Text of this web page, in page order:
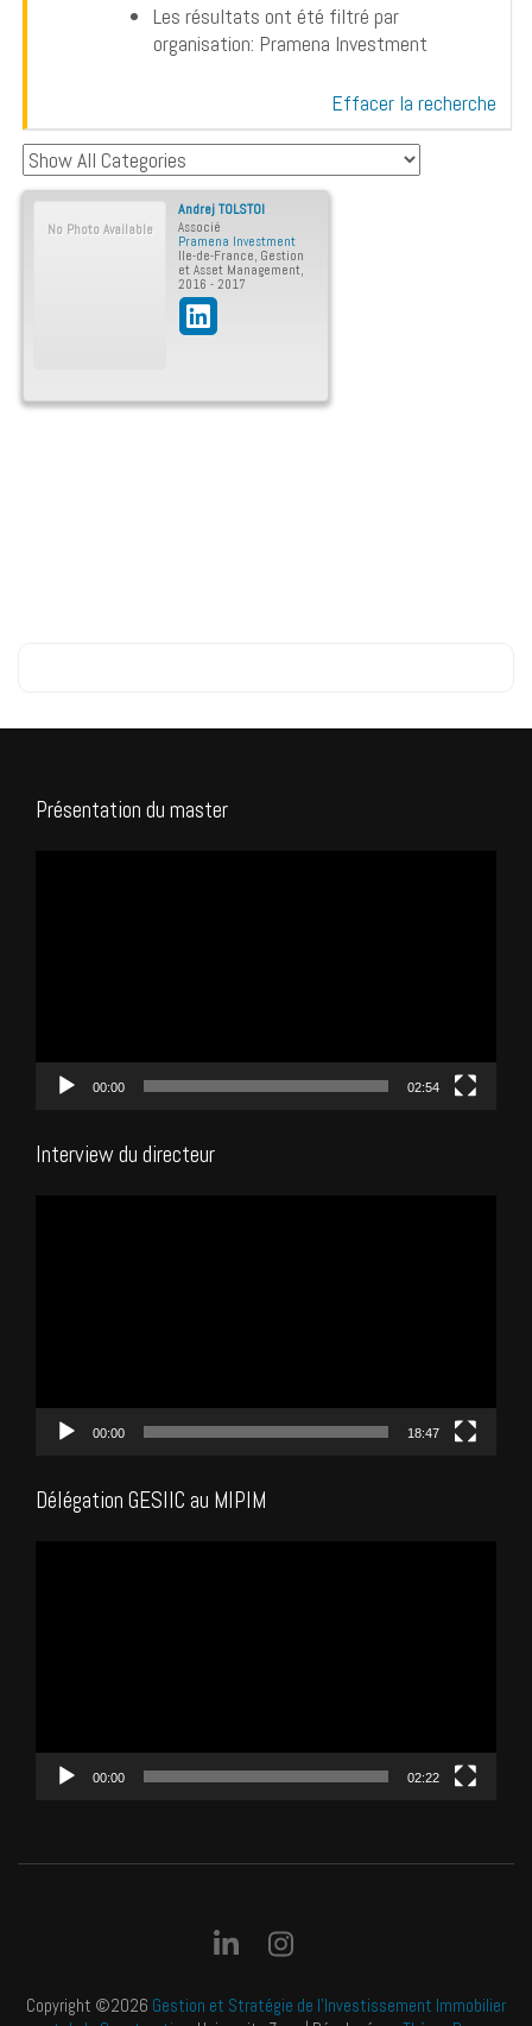
Les résultats ont été filtré par
organisation: Pramena Investment
Effacer la recherche
No Photo Available
AndrejTOLSTOI
Associé
Pramena Investment
Ile-de-France, Gestion
et Asset Management,
2016 - 2017
Présentation du master
00:00 02:54
Interview du directeur
00:00 18:47
Délégation GESIIC au MIPIM
00:00 02:22
Copyright ©2026 Gestion et Stratégie de l'Investissement Immobilier